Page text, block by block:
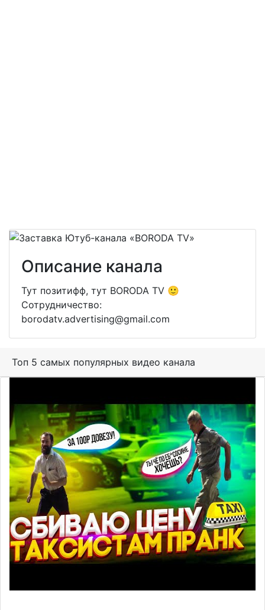
Описание канала
Тут позитифф, тут BORODA TV 🙂
Сотрудничество:
borodatv.advertising@gmail.com
Топ 5 самых популярных видео канала